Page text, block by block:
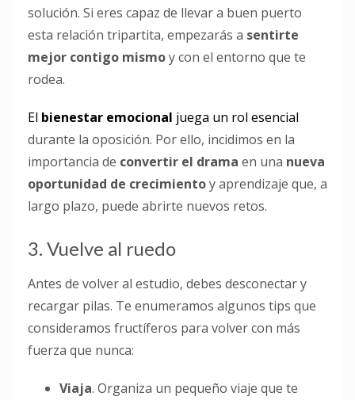
solución. Si eres capaz de llevar a buen puerto
esta relación tripartita, empezarás a sentirte
mejor contigo mismoy con el entorno que te
rodea.
El bienestar emocional juega un rol esencial
durante la oposición. Por ello, incidimos en la
importancia de convertir el drama en una nueva
oportunidad de crecimientoy aprendizaje que, a
largo plazo, puede abrirte nuevos retos.
3. Vuelve al ruedo
Antes de volver al estudio, debes desconectar y
recargar pilas. Te enumeramos algunos tips que
consideramos fructíferos para volver con más
fuerza que nunca:
Viaja. Organiza un pequeño viaje que te